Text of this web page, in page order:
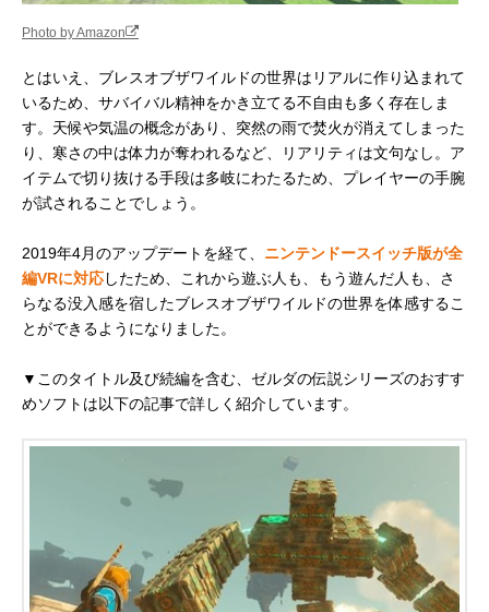
Photo by Amazon
とはいえ、ブレスオブザワイルドの世界はリアルに作り込まれて
いるため、サバイバル精神をかき立てる不自由も多く存在しま
す。天候や気温の概念があり、突然の雨で焚火が消えてしまった
り、寒さの中は体力が奪われるなど、リアリティは文句なし。ア
イテムで切り抜ける手段は多岐にわたるため、プレイヤーの手腕
が試されることでしょう。
2019年4月のアップデートを経て、 ニンテンドースイッチ版が全
編VRに対応したため、これから遊ぶ人も、もう遊んだ人も、さ
らなる没入感を宿したブレスオブザワイルドの世界を体感するこ
とができるようになりました。
▼このタイトル及び続編を含む、ゼルダの伝説シリーズのおすす
めソフトは以下の記事で詳しく紹介しています。